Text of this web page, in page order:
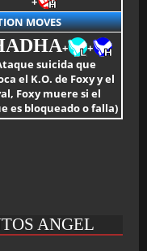
MOVES
+
+
suicida que
el K.O. de Foxy y el
Foxy muere si el
es bloqueado o falla)
ANGEL